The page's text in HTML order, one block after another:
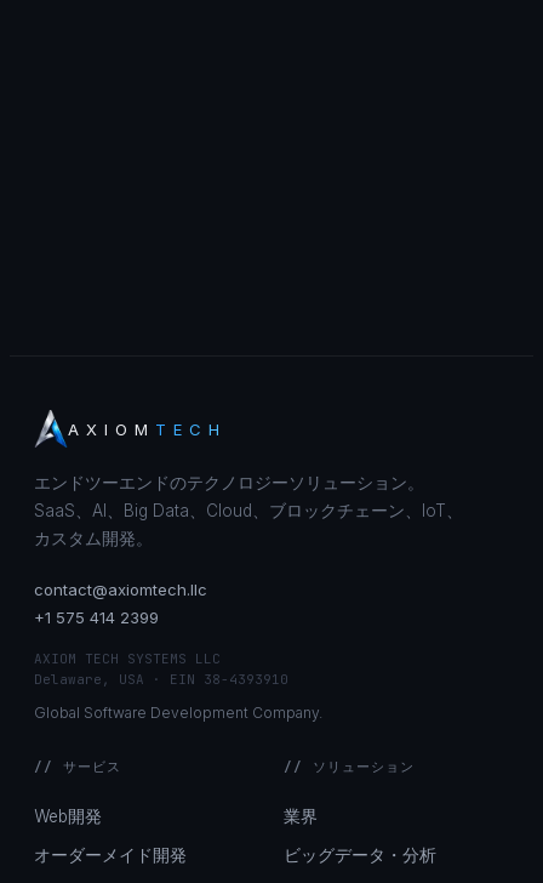
AXIOM TECH
エンドツーエンドのテクノロジーソリューション。
SaaS、AI、Big Data、Cloud、ブロックチェーン、IoT、
カスタム開発。
contact@axiomtech.llc
+1 575 414 2399
AXIOM TECH SYSTEMS LLC
Delaware, USA · EIN 38-4393910
Global Software Development Company.
// サービス
Web開発
オーダーメイド開発
// ソリューション
業界
ビッグデータ・分析